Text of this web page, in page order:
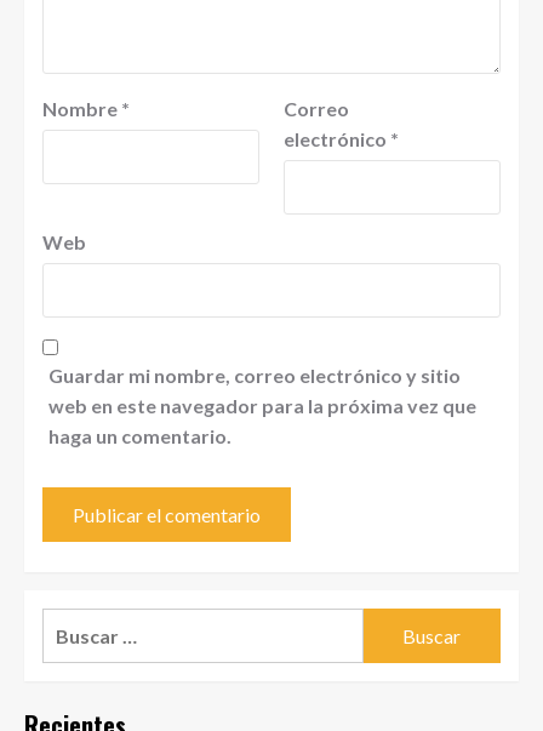
Nombre *
Correo
electrónico *
Web
Guardar mi nombre, correo electrónico y sitio
web en este navegador para la próxima vez que
haga un comentario.